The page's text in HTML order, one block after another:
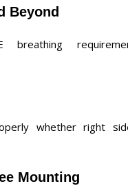
Beyond
breathing
whether right
Mounting